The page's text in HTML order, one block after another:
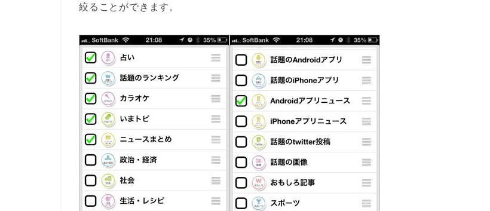
絞ることができます。